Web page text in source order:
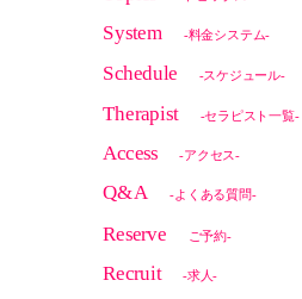
System -料金システム-
Schedule -スケジュール-
Therapist -セラピスト一覧-
Access -アクセス-
Q&A -よくある質問-
Reserve ご予約-
Recruit -求人-